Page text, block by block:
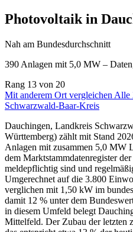
Photovoltaik in
Nah am Bundesdurchschnitt
390 Anlagen mit 5,0 MW –
Rang 13 von 20
Mit anderem Ort vergleichen Alle
Schwarzwald-Baar-Kreis
Dauchingen, Landkreis
Württemberg) zählt mit Stand
Anlagen mit zusammen 5,0 MW
dem Marktstammdatenregister
meldepflichtig sind und
Umgerechnet auf die 3.800
verglichen mit 1,50 kW im
damit 12 % unter dem
in diesem Umfeld belegt
Mittelfeld. Der Zubau der letzten